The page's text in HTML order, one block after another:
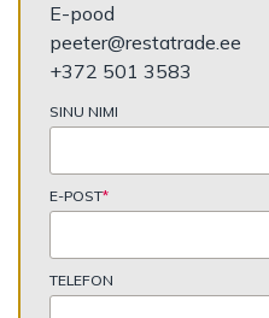
E-pood
peeter@restatrade.ee
+372 501 3583
SINU NIMI
E-POST*
TELEFON